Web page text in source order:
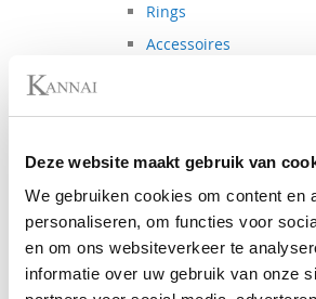
Deze website maakt gebruik van
We gebruiken cookies om content en
personaliseren, om functies voor
en om ons websiteverkeer te
informatie over uw gebruik van onze
Rings
Accessoires
Earrings
Rings
Spring - Summer Collection
Autumn - Winter Collection
Metal Collection